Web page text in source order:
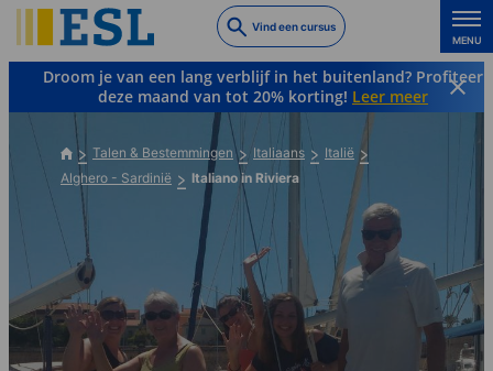
to
main
content
Vind een cursus
MENU
Droom je van een lang verblijf in het buitenland? Profiteer
deze maand van tot 20% korting! Leer meer
Talen & Bestemmingen Italiaans
Italië
Alghero - Sardinië
Italiano in Riviera